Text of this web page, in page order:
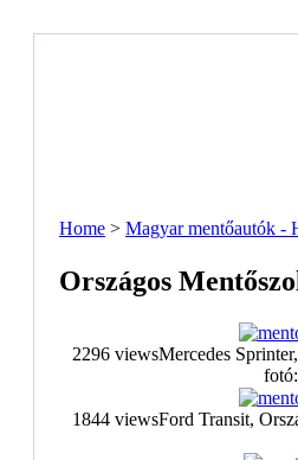
Home > Magyar mentőautók -
Országos
2296 viewsMercedes
1844 viewsFord Transit,